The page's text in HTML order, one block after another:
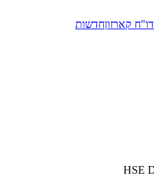
דו"ח קארזוןחדשות